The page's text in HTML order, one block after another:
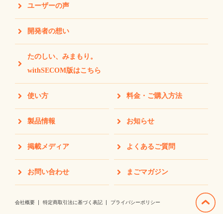
ユーザーの声
開発者の想い
たのしい、みまもり。
withSECOM版はこちら
使い方 料金・ご購入方法
製品情報 お知らせ
掲載メディア よくあるご質問
お問い合わせ まごマガジン
会社概要 特定商取引法に基づく表記 プライバシーポリシー